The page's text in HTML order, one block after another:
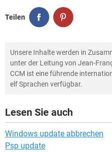
Teilen
Unsere Inhalte werden in
unter der Leitung von Jean-
CCM ist eine führende
elf Sprachen verfügbar.
Lesen Sie auch
Windows update abbrechen
Psp update